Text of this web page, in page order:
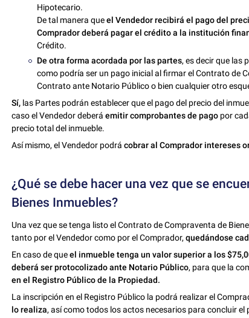
Hipotecario.
De tal manera queel Vendedor recibirá el pago del
Comprador deberá pagar el crédito a la institución
Crédito.
De otra forma acordada por las partes, es decir que las
como podría ser un pago inicial al firmar el Contrato de
Contrato ante Notario Público o bien cualquier otro
Sí, las Partes podrán establecer que el pago del precio del
caso el Vendedor deberáemitir comprobantes de pago por
precio total del inmueble.
Así mismo, el Vendedor podrácobrar al Comprador intereses
¿Qué se debe hacer una vez que se
Bienes Inmuebles?
Una vez que se tenga listo el Contrato de Compraventa de
tanto por el Vendedor como por el Comprador,quedándose
En caso de queel inmueble tenga un valor superior a los
deberá ser protocolizado ante Notario Público, para que la
en el Registro Público de la Propiedad.
La inscripción en el Registro Público la podrá realizar el
lo realiza, así como todos los actos necesarios para concluir el